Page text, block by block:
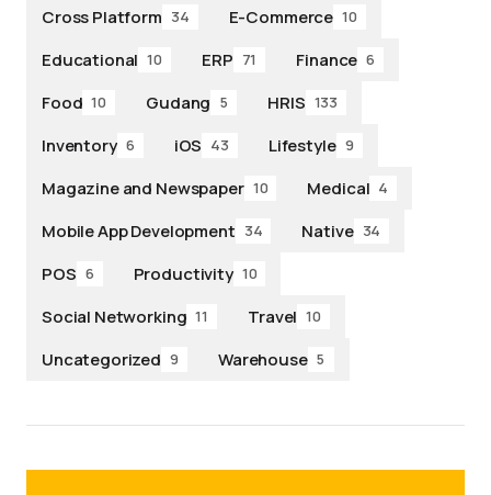
Cross Platform 34 E-Commerce 10
Educational 10 ERP 71 Finance 6
Food 10 Gudang 5 HRIS 133
Inventory 6 iOS 43 Lifestyle 9
Magazine and Newspaper 10 Medical 4
Mobile App Development 34 Native 34
POS 6 Productivity 10
Social Networking 11 Travel 10
Uncategorized 9 Warehouse 5